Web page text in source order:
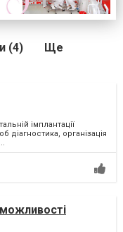
(4) Ще
імплантації
організація